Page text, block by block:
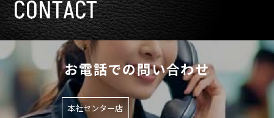
CONTACT
お電話での問い合わせ
本社センター店